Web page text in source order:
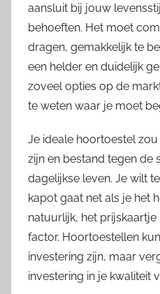
aansluit bij jouw
behoeften. Het moet
dragen, gemakkelijk te
een helder en duidelijk
zoveel opties op de
te weten waar je moet
Je ideale hoortoestel
zijn en bestand tegen de
dagelijkse leven. Je wilt
kapot gaat net als je het
natuurlijk, het
factor. Hoortoestellen
investering zijn, maar
investering in je kwaliteit